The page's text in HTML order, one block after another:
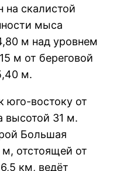
скалистой
мыса
м над уровнем
м от береговой
м.
востоку от
высотой 31 м.
Большая
отстоящей от
км, ведёт